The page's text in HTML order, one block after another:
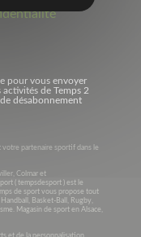
pour vous envoyer
de Temps 2
désabonnement
votre partenaire sportif dans le
Colmar et
( tempsdesport ) est le
de sport vous propose tout
Basket-Ball, Rugby,
Magasin de sport en Alsace,